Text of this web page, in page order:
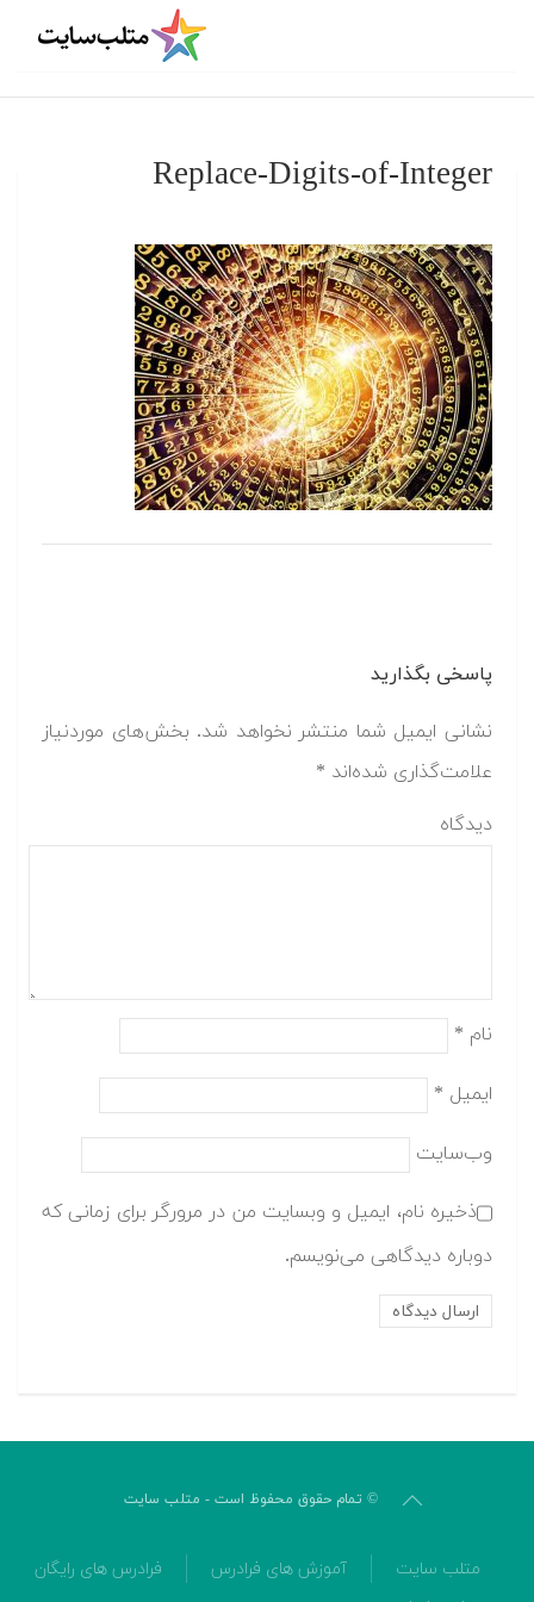
Replace-Digits-of-Integer
پاسخی بگذارید
نشانی ایمیل شما منتشر نخواهد شد. بخش‌های موردنیاز
علامت‌گذاری شده‌اند *
دیدگاه
نام *
ایمیل *
وب‌سایت
ذخیره نام، ایمیل و وبسایت من در مرورگر برای زمانی که
دوباره دیدگاهی می‌نویسم.
© تمام حقوق محفوظ است - متلب سایت
متلب سایت آموزش های فرادرس
فرادرس های رایگان